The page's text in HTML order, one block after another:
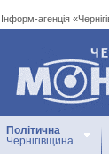
Інформ-агенція
Інформ-
Політична
Чернігівщина